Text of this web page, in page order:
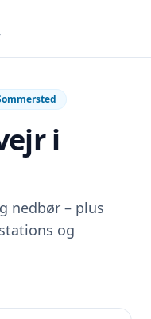
i
nedbør – plus
og